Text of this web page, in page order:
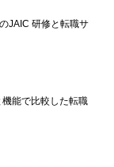
JAIC 研修と転職サ
能で比較した転職